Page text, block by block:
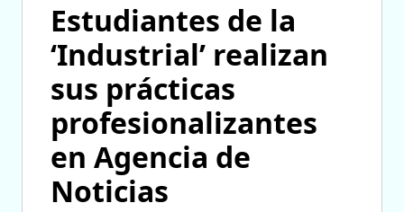
Estudiantes de la
‘Industrial’ realizan
sus prácticas
profesionalizantes
en Agencia de
Noticias